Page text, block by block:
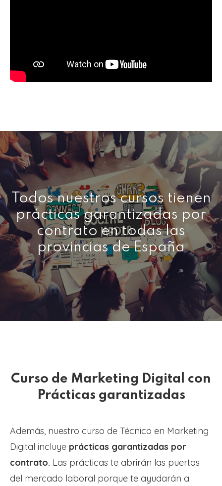
Todos nuestros cursos tienen
prácticas garantizadas por
contrato en todas las
provincias de España
Curso de Marketing Digital con
Prácticas garantizadas
Además, nuestro curso de Técnico en Marketing
Digital incluye prácticas garantizadas por
contrato. Las prácticas te abrirán las puertas
del mercado laboral porque te ayudarán a